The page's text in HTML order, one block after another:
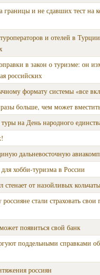
и не сдавших тест на
и отелей в
в закон о туризме: он
российских
формату системы «все
больше, чем может
на День народного
дальневосточную
хобби-туризма в России
от назойливых
стали страховать свои
появиться свой банк
поддельными справками об
россиян